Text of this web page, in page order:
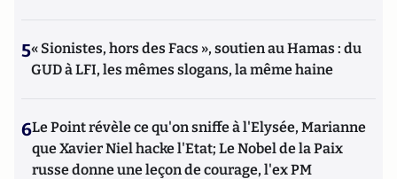
5« Sionistes, hors des Facs », soutien au Hamas : du
GUD à LFI, les mêmes slogans, la même haine
6Le Point révèle ce qu'on sniffe à l'Elysée, Marianne
que Xavier Niel hacke l'Etat; Le Nobel de la Paix
russe donne une leçon de courage, l'ex PM